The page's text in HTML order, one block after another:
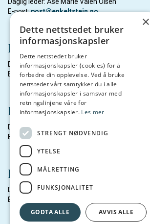
Daglig leder: Åse Marie Valen Olsen
E-post:post@enkeltstein.no
Northern Lights Salmon AS
Daglig leder: Marianne Bendiksen
E-post:nls@balteskard.no
Fjordsmolt AS
Daglig leder: Lise Berg Medby
E-post:post@fjordsmolt.no
Breivoll Marine Produkter
Daglig leder: Frank-Halvar Solvang
E-post:
×
Dette nettstedet bruker
informasjonskapsler
Dette nettstedet bruker
informasjonskapsler (cookies) for å
forbedre din opplevelse. Ved å bruke
nettstedet vårt samtykker du i alle
informasjonskapsler i samsvar med
retningslinjene våre for
informasjonskapsler. Les mer
STRENGT NØDVENDIG
YTELSE
MÅLRETTING
FUNKSJONALITET
GODTA ALLE AVVIS ALLE